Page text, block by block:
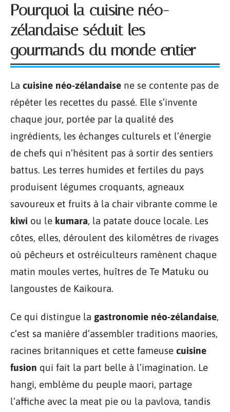
Pourquoi la cuisine néo-
zélandaise séduit les
gourmands du monde entier
La cuisine néo-zélandaise ne se contente pas de
répéter les recettes du passé. Elle s’invente
chaque jour, portée par la qualité des
ingrédients, les échanges culturels et l’énergie
de chefs qui n’hésitent pas à sortir des sentiers
battus. Les terres humides et fertiles du pays
produisent légumes croquants, agneaux
savoureux et fruits à la chair vibrante comme le
kiwi ou le kumara, la patate douce locale. Les
côtes, elles, déroulent des kilomètres de rivages
où pêcheurs et ostréiculteurs ramènent chaque
matin moules vertes, huîtres de Te Matuku ou
langoustes de Kaikoura.
Ce qui distingue la gastronomie néo-zélandaise,
c’est sa manière d’assembler traditions maories,
racines britanniques et cette fameuse cuisine
fusion qui fait la part belle à l’imagination. Le
hangi, emblème du peuple maori, partage
l’affiche avec la meat pie ou la pavlova, tandis